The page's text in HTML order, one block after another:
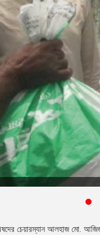
চেয়ারম্যান আলহাজ মো.